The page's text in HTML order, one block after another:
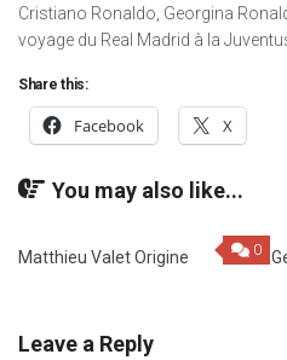
Cristiano Ronaldo, Georgina
voyage du Real Madrid à la
Share this:
Facebook X
You may also like...
0
Matthieu Valet Origine
Leave a Reply